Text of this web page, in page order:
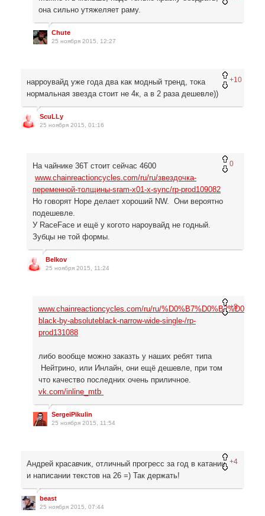
она сильно утяжеляет раму.
Chute
25 ноября 2015, 12:27
+10
нарроувайд уже года два как модный тренд, тока
нормальная звезда стоит не 4к, а в 2 раза дешевле))
ScuLLy
25 ноября 2015, 01:16
0
На чайнике 36T стоит сейчас 4600
www.chainreactioncycles.com/ru/ru/звездочка-
переменной-толщины-sram-x01-x-sync/rp-prod109082
Но говорят Hope делает хороший NW. Они вероятно
подешевле.
У RaceFace и ещё у когото нароувайд не годный.
Зубцы не той формы.
Belkov
25 ноября 2015, 11:24
+8
www.chainreactioncycles.com/ru/ru/
black-by-absoluteblack-narrow-wide-single-/rp-
prod131088
либо вообще можно заказть у наших ребят типа
Нейтрино, или Инлайн, они ещё дешевле, при том
что качество последних очень приличное.
vk.com/inline_mtb
SergeiPikulin
25 ноября 2015, 11:54
+4
Андрей красавчик, отличный прогресс за год в катании
и написании текстов на 26 =) Так держать!
beast
25 ноября 2015, 07:44